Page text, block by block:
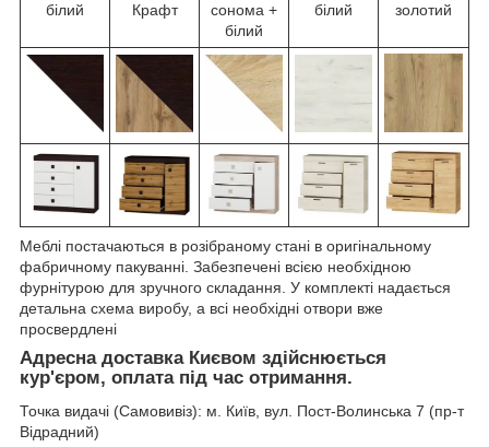
білий
Крафт
сонома +
білий
білий
золотий
Меблі постачаються в розібраному стані в оригінальному
фабричному пакуванні. Забезпечені всією необхідною
фурнітурою для зручного складання. У комплекті надається
детальна схема виробу, а всі необхідні отвори вже
просвердлені
Адресна доставка Києвом здійснюється
кур'єром, оплата під час отримання.
Точка видачі (Самовивіз): м. Київ, вул. Пост-Волинська 7 (пр-т
Відрадний)